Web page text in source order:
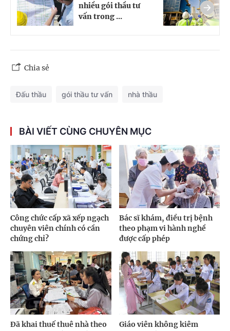
nhiều gói thầu tư
vấn trong ...
Chia sẻ
Đấu thầu gói thầu tư vấn nhà thầu
BÀI VIẾT CÙNG CHUYÊN MỤC
Công chức cấp xã xếp ngạch
chuyên viên chính có cần
chứng chỉ?
Bác sĩ khám, điều trị bệnh
theo phạm vi hành nghề
được cấp phép
Đã khai thuế thuê nhà theo
Giáo viên không kiêm